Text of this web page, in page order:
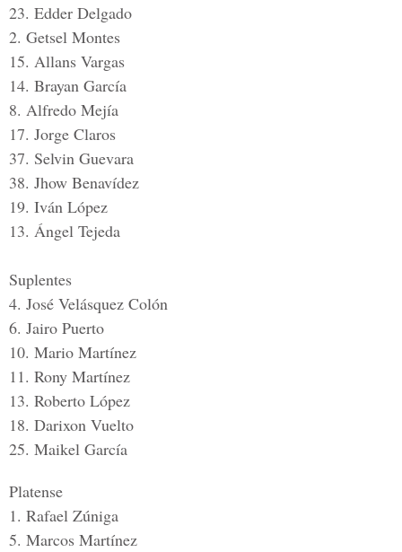
23. Edder Delgado
2. Getsel Montes
15. Allans Vargas
14. Brayan García
8. Alfredo Mejía
17. Jorge Claros
37. Selvin Guevara
38. Jhow Benavídez
19. Iván López
13. Ángel Tejeda
Suplentes
4. José Velásquez Colón
6. Jairo Puerto
10. Mario Martínez
11. Rony Martínez
13. Roberto López
18. Darixon Vuelto
25. Maikel García
Platense
1. Rafael Zúniga
5. Marcos Martínez